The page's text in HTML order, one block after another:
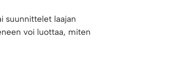
suunnittelet laajan
voi luottaa, miten